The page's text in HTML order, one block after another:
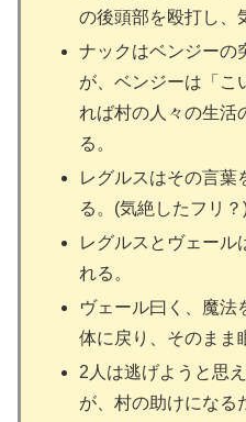
の後頭部を殴打し、
ナックはベンジーの
が、ベンジーは「こ
れば村の人々の生活
る。
レグルスはその言葉
る。(気絶したフリ？
レグルスとヴェール
れる。
ヴェール曰く、魔法
体に戻り、そのまま
2人は逃げようと思
が、村の助けになる